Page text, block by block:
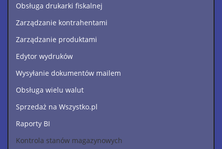
Obsługa drukarki fiskalnej
Zarządzanie kontrahentami
Zarządzanie produktami
Edytor wydruków
Wysyłanie dokumentów mailem
Obsługa wielu walut
Sprzedaż na Wszystko.pl
Raporty BI
Kontrola stanów magazynowych